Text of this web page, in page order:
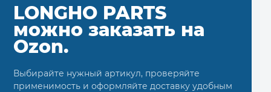
LONGHO PARTS
можно заказать на
Ozon.
Выбирайте нужный артикул, проверяйте
применимость и оформляйте доставку удобным